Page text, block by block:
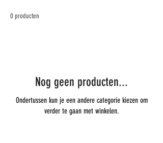
0 producten
Nog geen producten...
Ondertussen kun je een andere categorie kiezen om
verder te gaan met winkelen.